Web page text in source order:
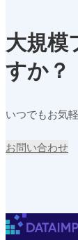
大規模
すか？
いつでもお気
お問い合わせ